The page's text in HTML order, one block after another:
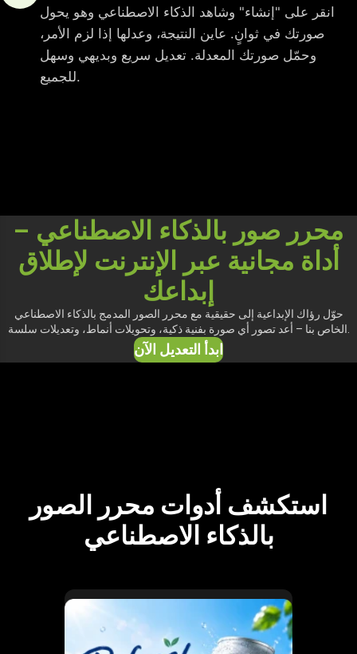
انقر على "إنشاء" وشاهد الذكاء الاصطناعي وهو يحول
صورتك في ثوانٍ. عاين النتيجة، وعدلها إذا لزم الأمر،
وحمّل صورتك المعدلة. تعديل سريع وبديهي وسهل
للجميع.
محرر صور بالذكاء الاصطناعي –
أداة مجانية عبر الإنترنت لإطلاق
إبداعك
حوّل رؤاك الإبداعية إلى حقيقية مع محرر الصور المدمج بالذكاء الاصطناعي
الخاص بنا – أعد تصور أي صورة بفنية ذكية، وتحويلات أنماط، وتعديلات سلسة.
ابدأ التعديل الآن
استكشف أدوات محرر الصور
بالذكاء الاصطناعي